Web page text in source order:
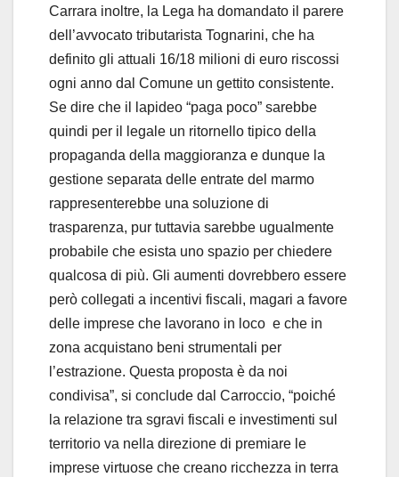
Carrara inoltre, la Lega ha domandato il parere
dell’avvocato tributarista Tognarini, che ha
definito gli attuali 16/18 milioni di euro riscossi
ogni anno dal Comune un gettito consistente.
Se dire che il lapideo “paga poco” sarebbe
quindi per il legale un ritornello tipico della
propaganda della maggioranza e dunque la
gestione separata delle entrate del marmo
rappresenterebbe una soluzione di
trasparenza, pur tuttavia sarebbe ugualmente
probabile che esista uno spazio per chiedere
qualcosa di più. Gli aumenti dovrebbero essere
però collegati a incentivi fiscali, magari a favore
delle imprese che lavorano in loco e che in
zona acquistano beni strumentali per
l’estrazione. Questa proposta è da noi
condivisa”, si conclude dal Carroccio, “poiché
la relazione tra sgravi fiscali e investimenti sul
territorio va nella direzione di premiare le
imprese virtuose che creano ricchezza in terra